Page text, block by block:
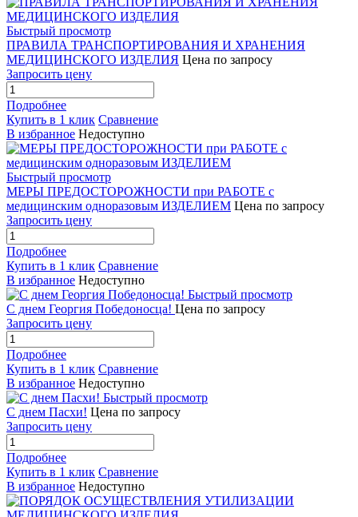
Быстрый просмотр
ПРАВИЛА ТРАНСПОРТИРОВАНИЯ И ХРАНЕНИЯ
МЕДИЦИНСКОГО ИЗДЕЛИЯ Цена по запросу
Запросить цену
Подробнее
Купить в 1 клик Сравнение
В избранное Недоступно
Быстрый просмотр
МЕРЫ ПРЕДОСТОРОЖНОСТИ при РАБОТЕ с
медицинским одноразовым ИЗДЕЛИЕМ Цена по запросу
Запросить цену
Подробнее
Купить в 1 клик Сравнение
В избранное Недоступно
Быстрый просмотр
С днем Георгия Победоносца! Цена по запросу
Запросить цену
Подробнее
Купить в 1 клик Сравнение
В избранное Недоступно
Быстрый просмотр
С днем Пасхи! Цена по запросу
Запросить цену
Подробнее
Купить в 1 клик Сравнение
В избранное Недоступно